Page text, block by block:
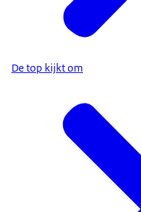
De top kijkt om